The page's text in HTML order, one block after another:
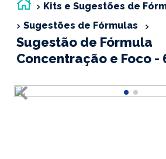
Kits e Sugestões de
Sugestões de Fórmulas
Sugestão de Fórmula
Concentração e Foco -